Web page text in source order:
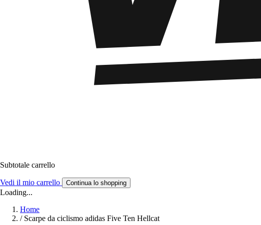
Subtotale carrello
Vedi il mio carrello Continua lo shopping
Loading...
Home
/ Scarpe da ciclismo adidas Five Ten Hellcat